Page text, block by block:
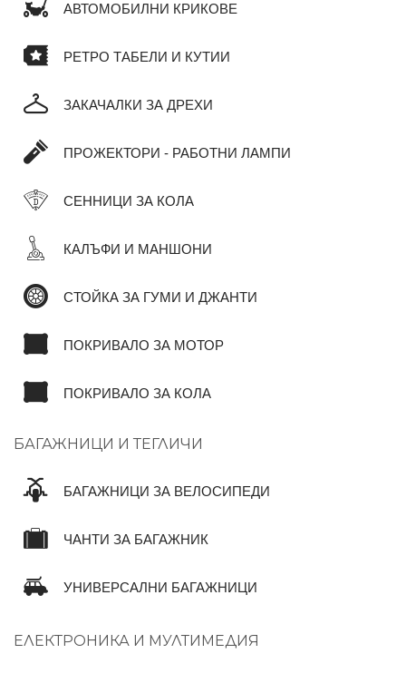
АВТОМОБИЛНИ КРИКОВЕ
РЕТРО ТАБЕЛИ И КУТИИ
ЗАКАЧАЛКИ ЗА ДРЕХИ
ПРОЖЕКТОРИ - РАБОТНИ ЛАМПИ
СЕННИЦИ ЗА КОЛА
КАЛЪФИ И МАНШОНИ
СТОЙКА ЗА ГУМИ И ДЖАНТИ
ПОКРИВАЛО ЗА МОТОР
ПОКРИВАЛО ЗА КОЛА
БАГАЖНИЦИ И ТЕГЛИЧИ
БАГАЖНИЦИ ЗА ВЕЛОСИПЕДИ
ЧАНТИ ЗА БАГАЖНИК
УНИВЕРСАЛНИ БАГАЖНИЦИ
ЕЛЕКТРОНИКА И МУЛТИМЕДИЯ